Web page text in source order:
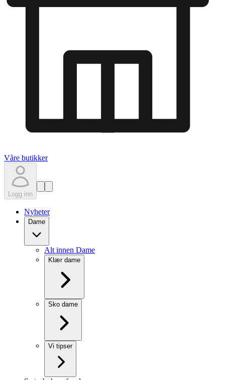
Våre butikker
Logg inn
Nyheter
Dame
Alt innen Dame
Klær dame
Sko dame
Vi tipser